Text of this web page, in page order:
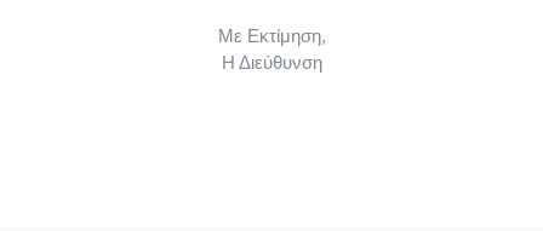
Με Εκτίμηση,
Η Διεύθυνση